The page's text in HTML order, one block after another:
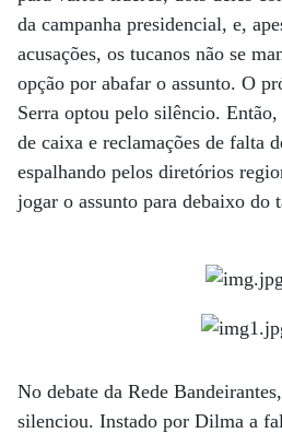
da campanha presidencial, e,
acusações, os tucanos não se
opção por abafar o assunto. O
Serra optou pelo silêncio.
de caixa e reclamações de falta
espalhando pelos diretórios
jogar o assunto para debaixo do
No debate da Rede
silenciou. Instado por Dilma a